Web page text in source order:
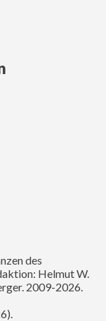
des
Helmut W.
2009-2026.